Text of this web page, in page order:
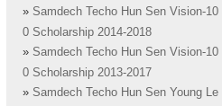
» Samdech Techo Hun Sen Vision-10
0 Scholarship 2014-2018
» Samdech Techo Hun Sen Vision-10
0 Scholarship 2013-2017
» Samdech Techo Hun Sen Young Le